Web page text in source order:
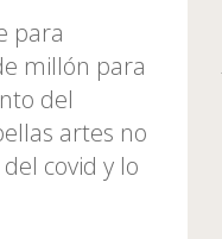
para
millón para
del
artes no
covid y lo